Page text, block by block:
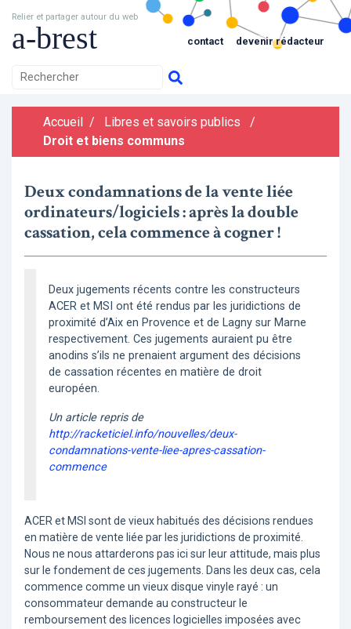
Relier et partager autour du web
a-brest contact devenir rédacteur
Accueil / Libres et savoirs publics
/
Droit et biens communs
Deux condamnations de la vente liée
ordinateurs/logiciels : après la double
cassation, cela commence à cogner !
Deux jugements récents contre les constructeurs
ACER et MSI ont été rendus par les juridictions de
proximité d’Aix en Provence et de Lagny sur Marne
respectivement. Ces jugements auraient pu être
anodins s’ils ne prenaient argument des décisions
de cassation récentes en matière de droit
européen.
Un article repris de
http://racketiciel.info/nouvelles/deux-
condamnations-vente-liee-apres-cassation-
commence
ACER et MSI sont de vieux habitués des décisions rendues
en matière de vente liée par les juridictions de proximité.
Nous ne nous attarderons pas ici sur leur attitude, mais plus
sur le fondement de ces jugements. Dans les deux cas, cela
commence comme un vieux disque vinyle rayé : un
consommateur demande au constructeur le
remboursement des licences logicielles imposées avec